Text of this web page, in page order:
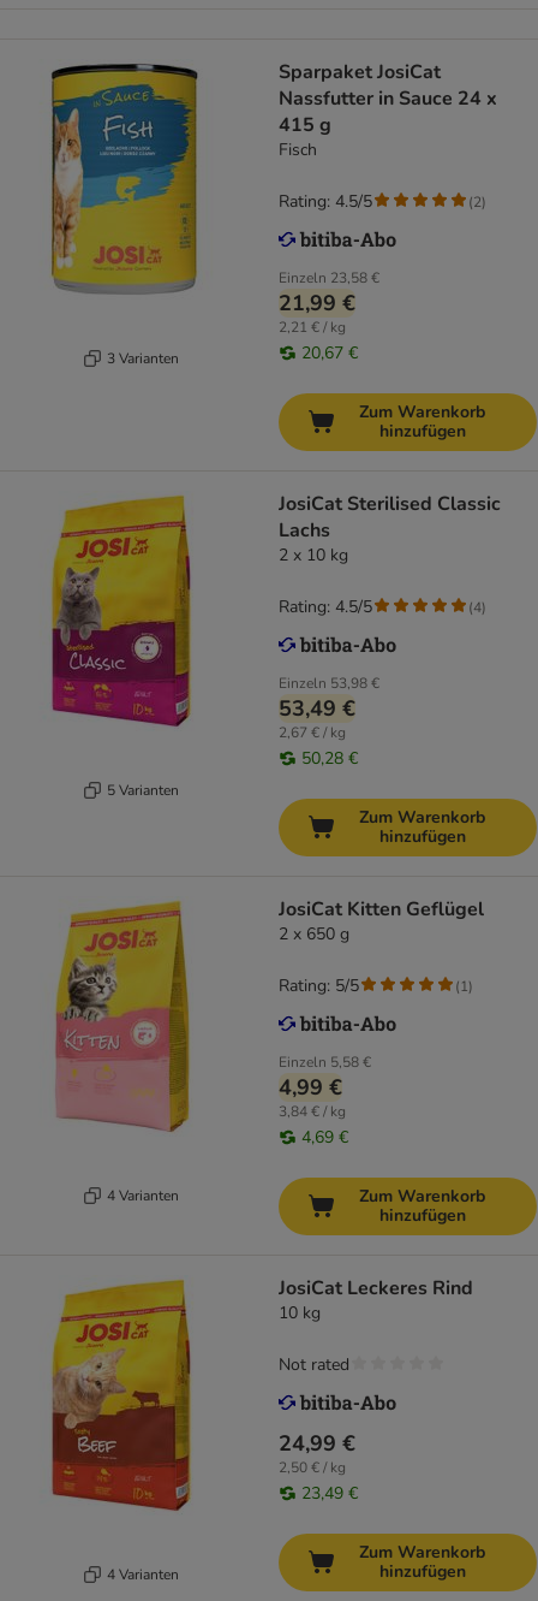
3 Varianten
Sparpaket JosiCat
Nassfutter in Sauce 24 x
415 g
Fisch
Einzeln 23,58 €
21,99 €
2,21 € / kg
20,67 €
Rating: 4.5/5 (2)
Zum Warenkorb
hinzufügen
5 Varianten
JosiCat Sterilised Classic
Lachs
2 x 10 kg
Einzeln 53,98 €
53,49 €
2,67 € / kg
50,28 €
Rating: 4.5/5 (4)
Zum Warenkorb
hinzufügen
4 Varianten
JosiCat Kitten Geflügel
2 x 650 g
Einzeln 5,58 €
4,99 €
3,84 € / kg
4,69 €
Rating: 5/5 (1)
Zum Warenkorb
hinzufügen
4 Varianten
JosiCat Leckeres Rind
10 kg
24,99 €
2,50 € / kg
23,49 €
Not rated
Zum Warenkorb
hinzufügen